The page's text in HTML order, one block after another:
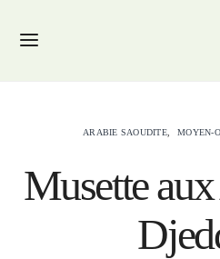
ARABIE SAOUDITE MOYEN-
Musette